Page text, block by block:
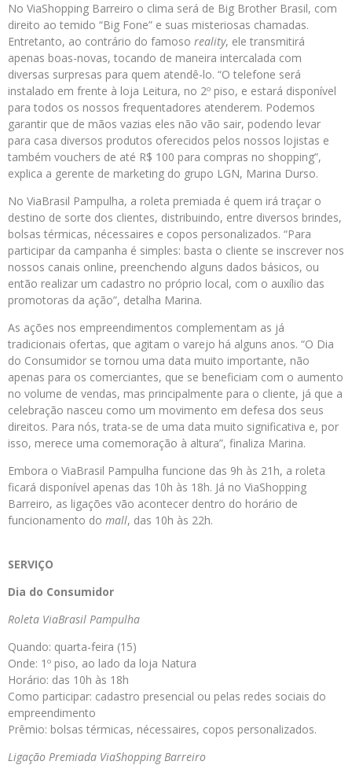
No ViaShopping Barreiro o clima será de Big Brother Brasil, com
direito ao temido “Big Fone” e suas misteriosas chamadas.
Entretanto, ao contrário do famoso reality, ele transmitirá
apenas boas-novas, tocando de maneira intercalada com
diversas surpresas para quem atendê-lo. “O telefone será
instalado em frente à loja Leitura, no 2º piso, e estará disponível
para todos os nossos frequentadores atenderem. Podemos
garantir que de mãos vazias eles não vão sair, podendo levar
para casa diversos produtos oferecidos pelos nossos lojistas e
também vouchers de até R$ 100 para compras no shopping”,
explica a gerente de marketing do grupo LGN, Marina Durso.
No ViaBrasil Pampulha, a roleta premiada é quem irá traçar o
destino de sorte dos clientes, distribuindo, entre diversos brindes,
bolsas térmicas, nécessaires e copos personalizados. “Para
participar da campanha é simples: basta o cliente se inscrever nos
nossos canais online, preenchendo alguns dados básicos, ou
então realizar um cadastro no próprio local, com o auxílio das
promotoras da ação”, detalha Marina.
As ações nos empreendimentos complementam as já
tradicionais ofertas, que agitam o varejo há alguns anos. “O Dia
do Consumidor se tornou uma data muito importante, não
apenas para os comerciantes, que se beneficiam com o aumento
no volume de vendas, mas principalmente para o cliente, já que a
celebração nasceu como um movimento em defesa dos seus
direitos. Para nós, trata-se de uma data muito significativa e, por
isso, merece uma comemoração à altura”, finaliza Marina.
Embora o ViaBrasil Pampulha funcione das 9h às 21h, a roleta
ficará disponível apenas das 10h às 18h. Já no ViaShopping
Barreiro, as ligações vão acontecer dentro do horário de
funcionamento do mall, das 10h às 22h.
SERVIÇO
Dia do Consumidor
Roleta ViaBrasil Pampulha
Quando: quarta-feira (15)
Onde: 1º piso, ao lado da loja Natura
Horário: das 10h às 18h
Como participar: cadastro presencial ou pelas redes sociais do
empreendimento
Prêmio: bolsas térmicas, nécessaires, copos personalizados.
Ligação Premiada ViaShopping Barreiro